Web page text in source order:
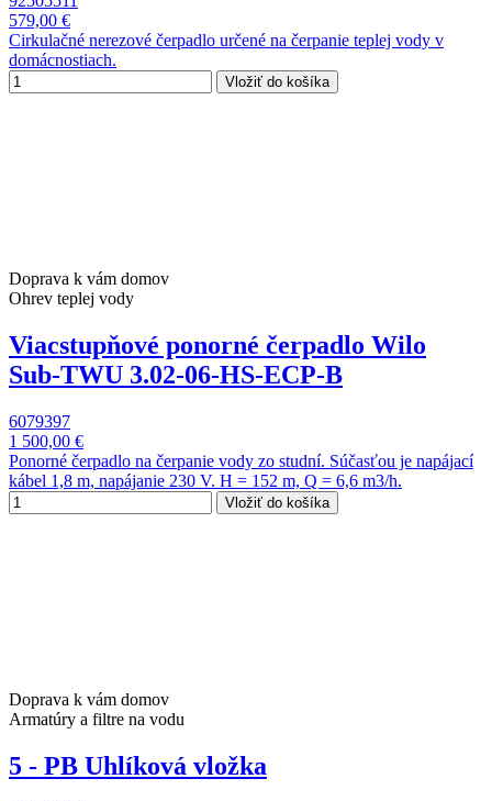
579,00 €
Cirkulačné nerezové čerpadlo určené na čerpanie teplej vody v
domácnostiach.
Vložiť do košíka
Doprava k vám domov
Ohrev teplej vody
Viacstupňové ponorné čerpadlo Wilo
Sub-TWU 3.02-06-HS-ECP-B
6079397
1 500,00 €
Ponorné čerpadlo na čerpanie vody zo studní. Súčasťou je napájací
kábel 1,8 m, napájanie 230 V. H = 152 m, Q = 6,6 m3/h.
Vložiť do košíka
Doprava k vám domov
Armatúry a filtre na vodu
5 - PB Uhlíková vložka